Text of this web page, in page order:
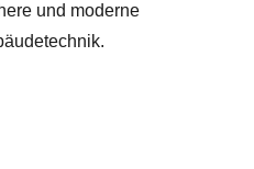
und moderne